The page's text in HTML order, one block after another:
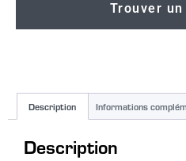
Trouver
Description Informations
Description